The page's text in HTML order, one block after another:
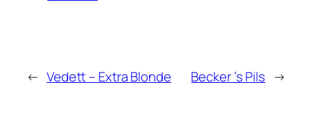
← Vedett – Extra Blonde Becker ’s Pils →